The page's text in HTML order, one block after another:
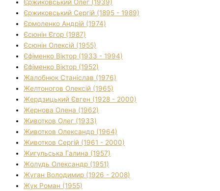
Єржиковський Олег (1939)
Єржиковський Сергій (1895 - 1989)
Єрмоленко Андрій (1974)
Єсюнін Єгор (1987)
Єсюнін Олексій (1955)
Єфіменко Віктор (1933 - 1994)
Єфіменко Віктор (1952)
Жалобнюк Станіслав (1976)
Желтоногов Олексій (1965)
Жердзицький Євген (1928 - 2000)
Жернова Олена (1962)
Животков Олег (1933)
Животков Олександр (1964)
Животков Сергій (1961 - 2000)
Жигульська Галина (1957)
Жолудь Олександр (1951)
Жуган Володимир (1926 - 2008)
Жук Роман (1955)